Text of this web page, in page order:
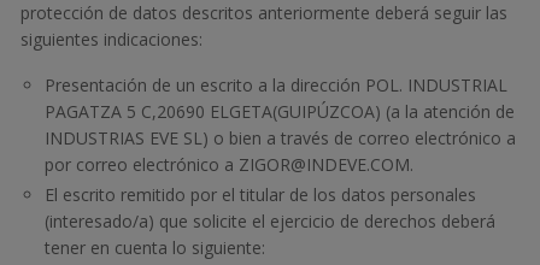
protección de datos descritos anteriormente deberá seguir las
siguientes indicaciones:
Presentación de un escrito a la dirección POL. INDUSTRIAL
PAGATZA 5 C,20690 ELGETA(GUIPÚZCOA) (a la atención de
INDUSTRIAS EVE SL) o bien a través de correo electrónico a
por correo electrónico a ZIGOR@INDEVE.COM.
El escrito remitido por el titular de los datos personales
(interesado/a) que solicite el ejercicio de derechos deberá
tener en cuenta lo siguiente: